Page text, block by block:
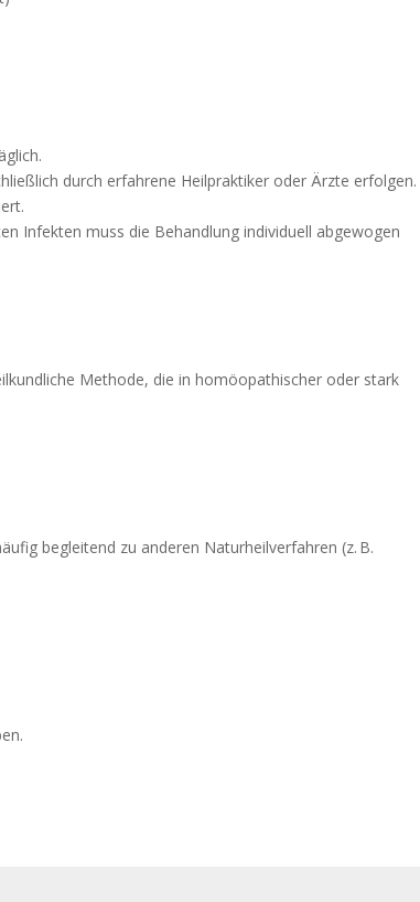
durch erfahrene Heilpraktiker oder Ärzte erfolgen.
Infekten muss die Behandlung individuell abgewogen
Methode, die in homöopathischer oder stark
begleitend zu anderen Naturheilverfahren (z. B.